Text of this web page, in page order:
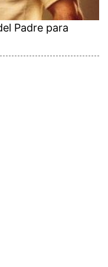
Padre para